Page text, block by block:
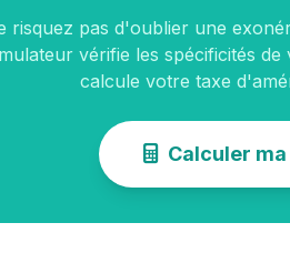
risquez pas d'oublier une
vérifie les spécificités
calcule votre taxe
Calculer